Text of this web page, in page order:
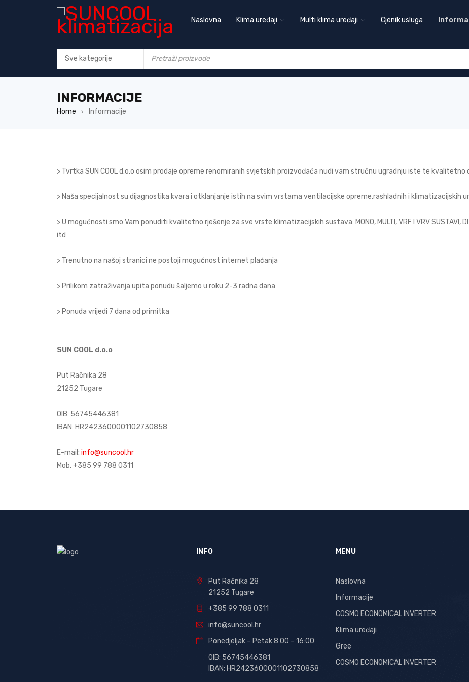
Naslovna Klima uređaji Multi klima uređaji Cjenik usluga
INFORMACIJE
Home › Informacije
> Tvrtka SUN COOL d.o.o osim prodaje opreme renomiranih svjetskih proizvođaća nudi vam stručnu ugradnju iste te kvalitetno
> Naša specijalnost su dijagnostika kvara i otklanjanje istih na svim vrstama ventilacijske opreme,rashladnih i klimatizacijskih
> U mogućnosti smo Vam ponuditi kvalitetno rješenje za sve vrste klimatizacijskih sustava: MONO, MULTI, VRF I VRV SUSTAVI,
itd
> Trenutno na našoj stranici ne postoji mogućnost internet plaćanja
> Prilikom zatraživanja upita ponudu šaljemo u roku 2-3 radna dana
> Ponuda vrijedi 7 dana od primitka
SUN COOL d.o.o
Put Račnika 28
21252 Tugare
OIB: 56745446381
IBAN: HR2423600001102730858
E-mail: info@suncool.hr
Mob. +385 99 788 0311
INFO
Put Račnika 28
21252 Tugare
+385 99 788 0311
info@suncool.hr
Ponedjeljak – Petak 8:00 – 16:00
OIB: 56745446381
IBAN: HR2423600001102730858
MENU
Naslovna
Informacije
COSMO ECONOMICAL INVERTER
Klima uređaji
Gree
COSMO ECONOMICAL INVERTER